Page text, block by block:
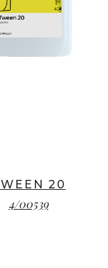
20
4/00539